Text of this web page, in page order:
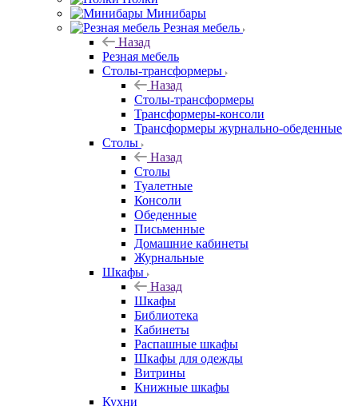
Минибары
Резная мебель
Назад
Резная мебель
Столы-трансформеры
Назад
Столы-трансформеры
Трансформеры-консоли
Трансформеры журнально-обеденные
Столы
Назад
Столы
Туалетные
Консоли
Обеденные
Письменные
Домашние кабинеты
Журнальные
Шкафы
Назад
Шкафы
Библиотека
Кабинеты
Распашные шкафы
Шкафы для одежды
Витрины
Книжные шкафы
Кухни